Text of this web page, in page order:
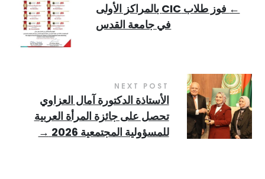
←
فوز طلاب CIC بالمراكز الأولى
في جامعة القدس
NEXT POST
الأستاذة الدكتورة آمال العزاوي
تحصل على جائزة المرأة العربية
للمسؤولية المجتمعية 2026
→